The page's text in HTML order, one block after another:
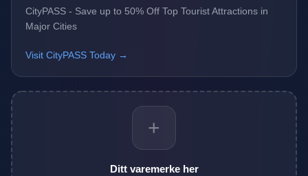
CityPASS - Save up to 50% Off Top Tourist Attractions in
Major Cities
Visit CityPASS Today →
+
Ditt varemerke her